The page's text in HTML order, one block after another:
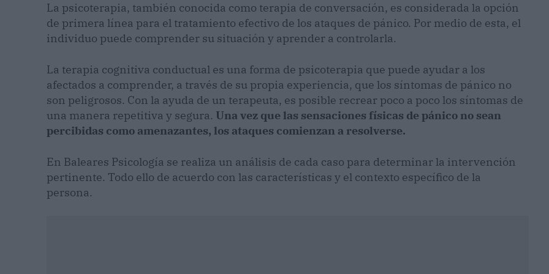
La psicoterapia, también conocida como terapia de conversación, es considerada la opción
de primera línea para el tratamiento efectivo de los ataques de pánico. Por medio de esta, el
individuo puede comprender su situación y aprender a controlarla.
La terapia cognitiva conductual es una forma de psicoterapia que puede ayudar a los
afectados a comprender, a través de su propia experiencia, que los síntomas de pánico no
son peligrosos. Con la ayuda de un terapeuta, es posible recrear poco a poco los síntomas de
una manera repetitiva y segura. Una vez que las sensaciones físicas de pánico no sean
percibidas como amenazantes, los ataques comienzan a resolverse.
En Baleares Psicología se realiza un análisis de cada caso para determinar la intervención
pertinente. Todo ello de acuerdo con las características y el contexto específico de la
persona.